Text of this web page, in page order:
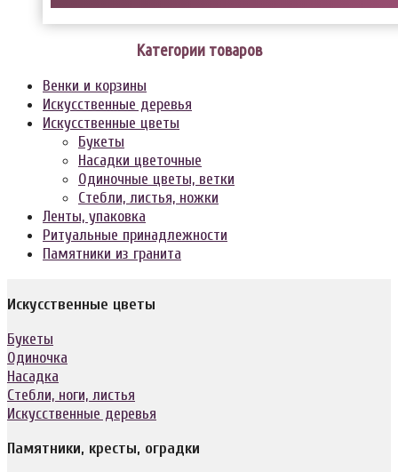
Категории товаров
Венки и корзины
Искусственные деревья
Искусственные цветы
Букеты
Насадки цветочные
Одиночные цветы, ветки
Стебли, листья, ножки
Ленты, упаковка
Ритуальные принадлежности
Памятники из гранита
Искусственные цветы
Букеты
Одиночка
Насадка
Стебли, ноги, листья
Искусственные деревья
Памятники, кресты, оградки